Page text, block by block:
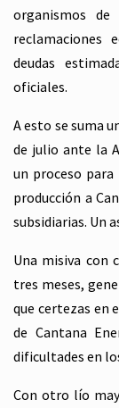
organismos
reclamaciones
deudas
oficiales.
A esto se suma
de julio ante la
un proceso
producción a
subsidiarias. Un
Una misiva con
tres meses,
que certezas en
de Cantana
dificultades en
Con otro lío